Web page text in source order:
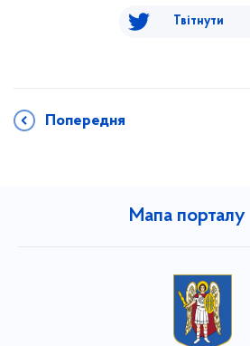
Твітнути
Попередня
Мапа порталу